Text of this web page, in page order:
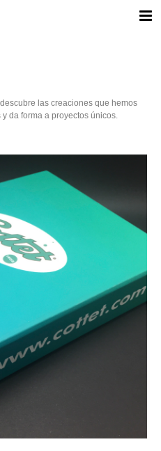
las creaciones que hemos
da forma a proyectos únicos.